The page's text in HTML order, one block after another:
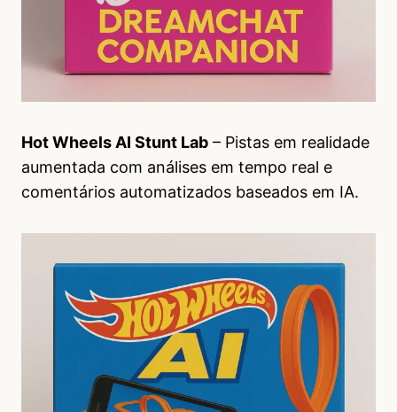
Hot Wheels AI Stunt Lab – Pistas em realidade
aumentada com análises em tempo real e
comentários automatizados baseados em IA.